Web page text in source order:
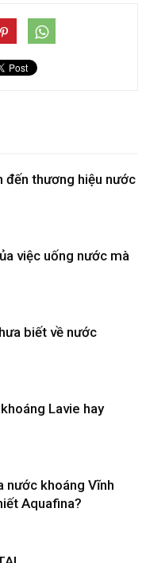
đến thương hiệu nước
việc uống nước mà
biết về nước
Lavie hay
nước khoáng Vĩnh
Aquafina?